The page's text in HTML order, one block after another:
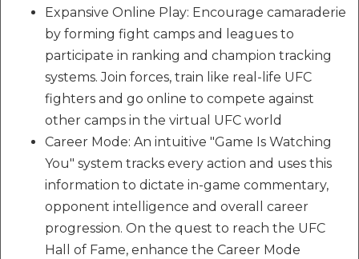
Expansive Online Play: Encourage camaraderie
by forming fight camps and leagues to
participate in ranking and champion tracking
systems. Join forces, train like real-life UFC
fighters and go online to compete against
other camps in the virtual UFC world
Career Mode: An intuitive "Game Is Watching
You" system tracks every action and uses this
information to dictate in-game commentary,
opponent intelligence and overall career
progression. On the quest to reach the UFC
Hall of Fame, enhance the Career Mode